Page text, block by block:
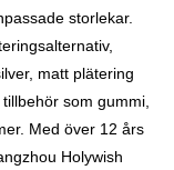
storlekar.
matt plätering
som gummi,
Med över 12 års
Holywish